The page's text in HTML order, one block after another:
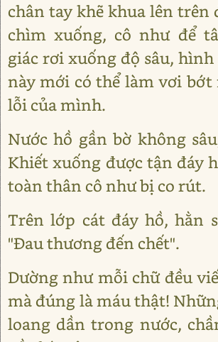
chân tay khẽ khua lên trên
chìm xuống, cô như để
giác rơi xuống độ sâu,
này mới có thể làm vơi bớt
lỗi của mình.
Nước hồ gần bờ không
Khiết xuống được tận đáy
toàn thân cô như bị co rút.
Trên lớp cát đáy hồ, hằn
"Đau thương đến chết".
Dường như mỗi chữ đều
mà đúng là máu thật!
loang dần trong nước,